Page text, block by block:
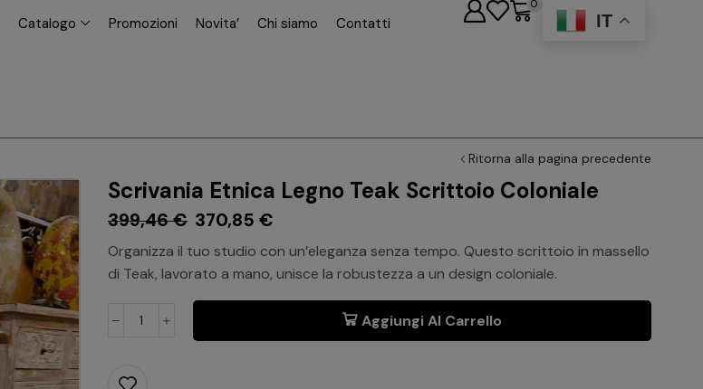
Catalogo Promozioni Novita’ Chi siamo Contatti
0
IT
Ritorna alla pagina precedente
Scrivania Etnica Legno Teak Scrittoio Coloniale
399,46€ 370,85 €
Organizza il tuo studio con un’eleganza senza tempo. Questo scrittoio in massello
di Teak, lavorato a mano, unisce la robustezza a un design coloniale.
Aggiungi Al Carrello